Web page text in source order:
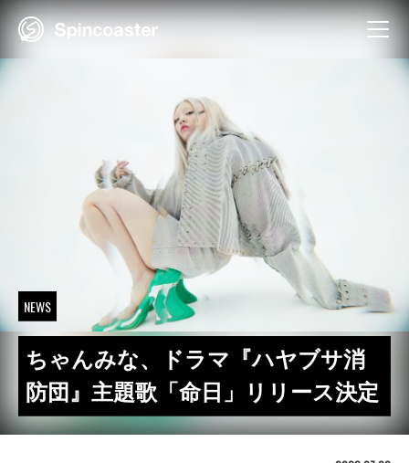
Skip
NEWS
ちゃんみな、ドラマ『ハヤブサ消
防団』主題歌「命日」リリース決定